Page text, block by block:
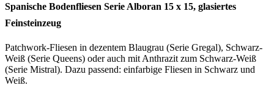
Spanische Bodenfliesen Serie Alboran 15 x 15, glasiertes
Feinsteinzeug
Patchwork-Fliesen in dezentem Blaugrau (Serie Gregal), Schwarz-
Weiß (Serie Queens) oder auch mit Anthrazit zum Schwarz-Weiß
(Serie Mistral). Dazu passend: einfarbige Fliesen in Schwarz und
Weiß.